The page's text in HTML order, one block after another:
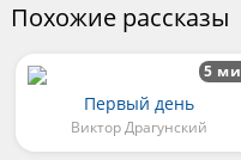
Похожие рассказы
Первый день
Виктор Драгунский
5